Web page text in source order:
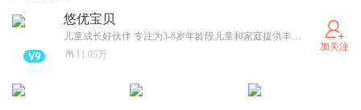
悠优宝贝
儿童成长好伙伴 专注为3-8岁年龄段儿童和家庭提供丰富多元健康的儿童内容数字产品。
11.05万
加关注